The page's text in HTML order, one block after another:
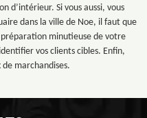
d’intérieur. Si vous aussi, vous
dans la ville de Noe, il faut que
minutieuse de votre
vos clients cibles. Enfin,
marchandises.